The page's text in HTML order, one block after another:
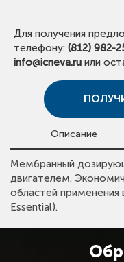
Для получения
телефону: (812) 982-
info@icneva.ru или
Описание
Мембранный
двигателем.
областей применения
Essential).
• Максимальный
• Maксимальный
• Maксимальный
• Температура